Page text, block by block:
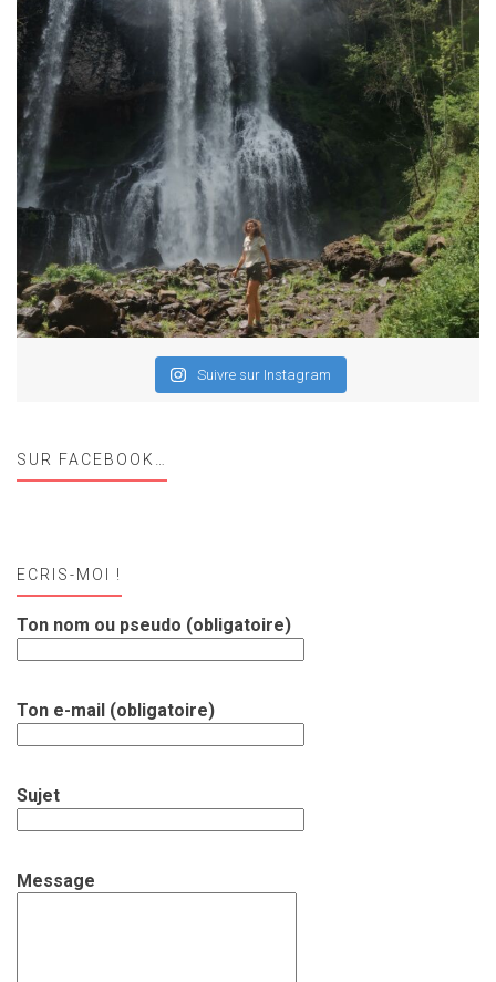
Suivre sur Instagram
SUR FACEBOOK…
ECRIS-MOI !
Ton nom ou pseudo (obligatoire)
Ton e-mail (obligatoire)
Sujet
Message